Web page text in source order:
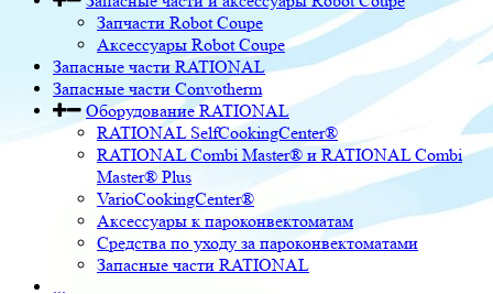
Запчасти Robot Coupe
Аксессуары Robot Coupe
Запасные части RATIONAL
Запасные части Convotherm
Оборудование RATIONAL
RATIONAL SelfCookingCenter®
RATIONAL Combi Master® и RATIONAL Combi
Master® Plus
VarioCookingCenter®
Аксессуары к пароконвектоматам
Средства по уходу за пароконвектоматами
Запасные части RATIONAL
...